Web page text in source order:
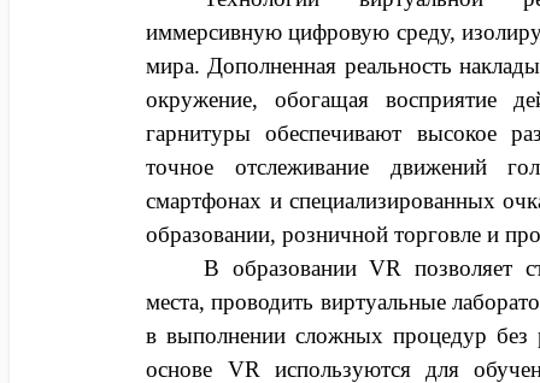
иммерсивную цифровую среду,
мира. Дополненная реальность
окружение, обогащая восприятие
гарнитуры обеспечивают высокое
точное отслеживание движений
смартфонах и специализированных
образовании, розничной торговле и
В образовании VR позволяет
места, проводить виртуальные
в выполнении сложных процедур без
основе VR используются для